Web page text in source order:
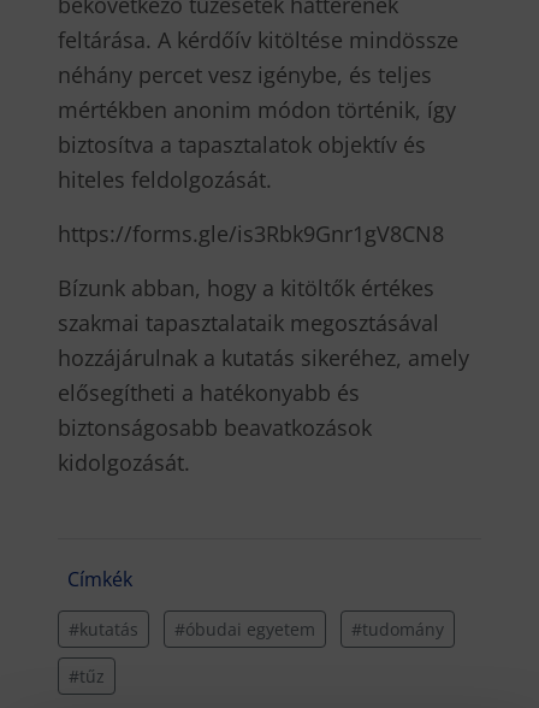
feltárása. A kérdőív kitöltése mindössze
néhány percet vesz igénybe, és teljes
mértékben anonim módon történik, így
biztosítva a tapasztalatok objektív és
hiteles feldolgozását.
https://forms.gle/is3Rbk9Gnr1gV8CN8
Bízunk abban, hogy a kitöltők értékes
szakmai tapasztalataik megosztásával
hozzájárulnak a kutatás sikeréhez, amely
elősegítheti a hatékonyabb és
biztonságosabb beavatkozások
kidolgozását.
Címkék
#kutatás #óbudai egyetem #tudomány
#tűz